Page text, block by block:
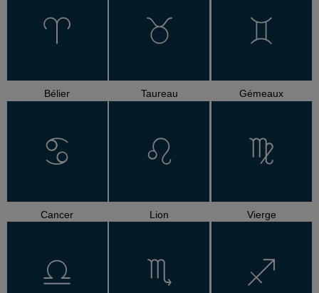
Bélier Taureau Gémeaux
Cancer Lion Vierge